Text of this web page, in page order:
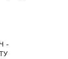
-